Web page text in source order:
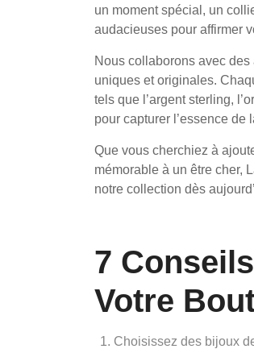
un moment spécial, un
audacieuses pour affirmer
Nous collaborons avec
uniques et originales.
tels que l’argent sterling,
pour capturer l’essence de
Que vous cherchiez à
mémorable à un être cher,
notre collection dès
7
Votre
Choisissez des bijoux